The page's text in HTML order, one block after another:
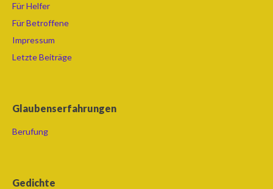
Für Helfer
Für Betroffene
Impressum
Letzte Beiträge
Glaubenserfahrungen
Berufung
Gedichte